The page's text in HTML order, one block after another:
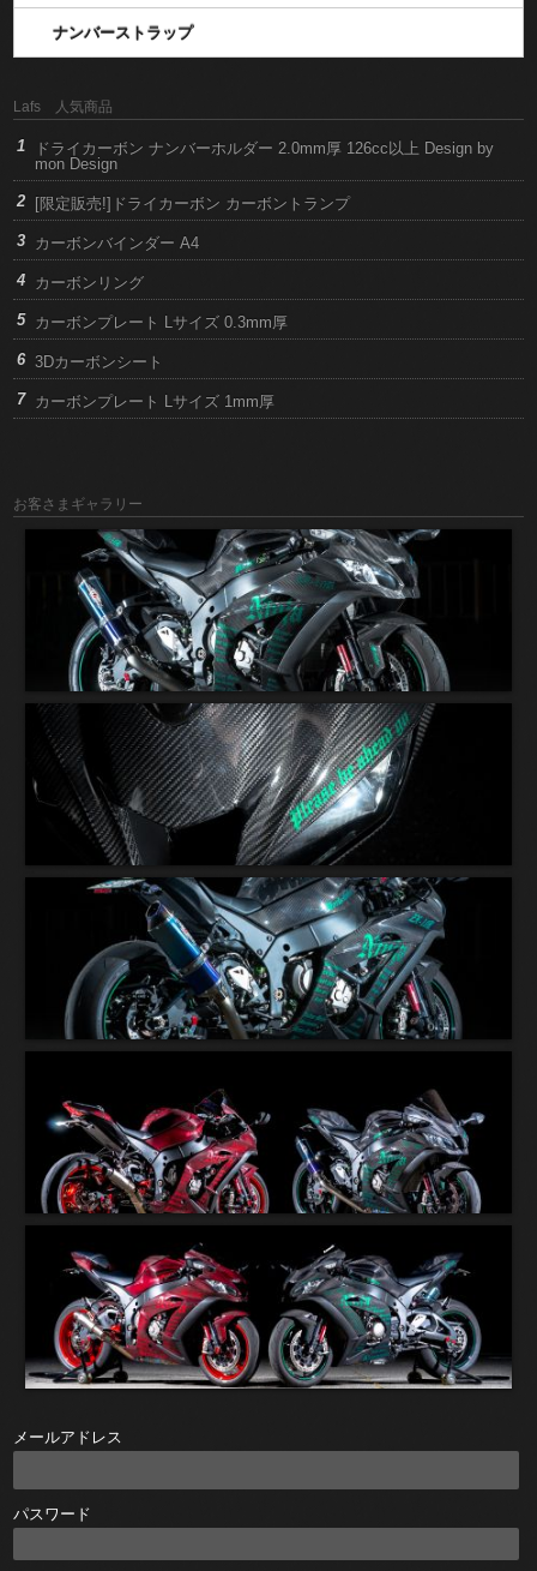
ナンバーストラップ
Lafs 人気商品
ドライカーボン ナンバーホルダー 2.0mm厚 126cc以上 Design by
mon Design
[限定販売!]ドライカーボン カーボントランプ
カーボンバインダー A4
カーボンリング
カーボンプレート Lサイズ 0.3mm厚
3Dカーボンシート
カーボンプレート Lサイズ 1mm厚
お客さまギャラリー
メールアドレス
パスワード